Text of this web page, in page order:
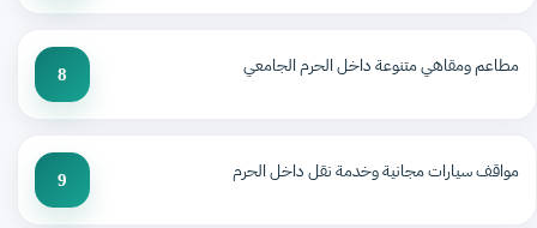
مطاعم ومقاهي متنوعة داخل الحرم الجامعي 8
مواقف سيارات مجانية وخدمة نقل داخل الحرم 9